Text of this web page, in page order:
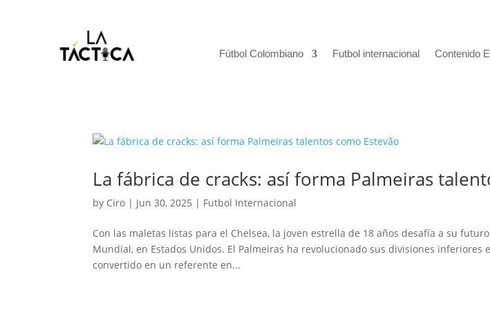
Fútbol Colombiano Futbol internacional Contenido
La fábrica de cracks: así forma Palmeiras
by Ciro | Jun 30, 2025 | Futbol Internacional
Con las maletas listas para el Chelsea, la joven estrella de 18 años desafía a su
Mundial, en Estados Unidos. El Palmeiras ha revolucionado sus divisiones inferiores
convertido en un referente en...